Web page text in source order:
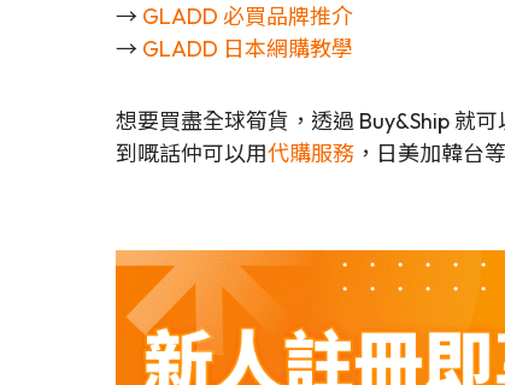
→ GLADD 必買品牌推介
→ GLADD 日本網購教學
想要買盡全球筍貨，透過 Buy&Ship 就
到嘅話仲可以用代購服務 ，日美加韓台